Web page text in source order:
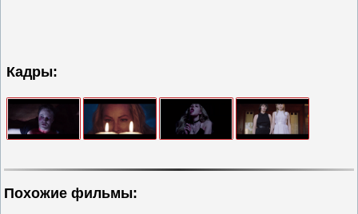
Кадры:
Похожие фильмы: